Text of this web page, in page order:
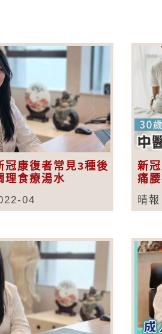
冠康復者常見3種後
食療湯水
04
新
痛
晴報